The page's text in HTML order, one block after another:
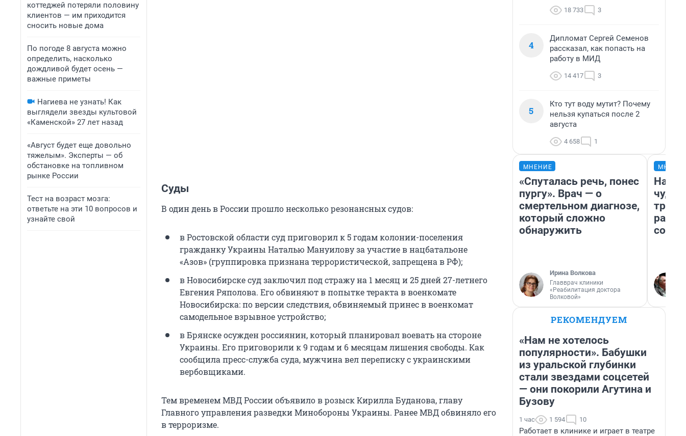
коттеджей потеряли половину
клиентов — им приходится
сносить новые дома
По погоде 8 августа можно
определить, насколько
дождливой будет осень —
важные приметы
Нагиева не узнать! Как
выглядели звезды культовой
«Каменской» 27 лет назад
«Август будет еще довольно
тяжелым». Эксперты — об
обстановке на топливном
рынке России
Тест на возраст мозга:
ответьте на эти 10 вопросов и
узнайте свой
Суды
В один день в России прошло несколько резонансных судов:
в Ростовской области суд приговорил к 5 годам колонии-поселения
гражданку Украины Наталью Мануилову за участие в нацбатальоне
«Азов» (группировка признана террористической, запрещена в РФ);
в Новосибирске суд заключил под стражу на 1 месяц и 25 дней 27-летнего
Евгения Ряполова. Его обвиняют в попытке теракта в военкомате
Новосибирска: по версии следствия, обвиняемый принес в военкомат
самодельное взрывное устройство;
в Брянске осужден россиянин, который планировал воевать на стороне
Украины. Его приговорили к 9 годам и 6 месяцам лишения свободы. Как
сообщила пресс-служба суда, мужчина вел переписку с украинскими
вербовщиками.
Тем временем МВД России объявило в розыск Кирилла Буданова, главу
Главного управления разведки Минобороны Украины. Ранее МВД обвиняло его
в терроризме.
18 733 3
4
Дипломат Сергей Семенов
рассказал, как попасть на
работу в МИД
14 417 3
5
Кто тут воду мутит? Почему
нельзя купаться после 2
августа
4 658 1
МНЕНИЕ
«Спуталась речь, понес
пургу». Врач — о
смертельном диагнозе,
который сложно
обнаружить
Ирина Волкова
Главврач клиники
«Реабилитация доктора
Волковой»
РЕКОМЕНДУЕМ
«Нам не хотелось
популярности». Бабушки
из уральской глубинки
стали звездами соцсетей
— они покорили Агутина и
Бузову
1 час 1 594 10
Работает в клинике и играет в театре